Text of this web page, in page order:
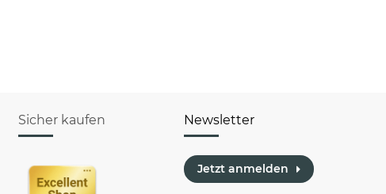
Sicher kaufen Newsletter
Jetzt anmelden